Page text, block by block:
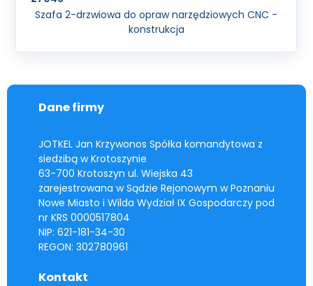
Szafa 2-drzwiowa do opraw narzędziowych CNC -
konstrukcja
Dane firmy
JOTKEL Jan Krzywonos Spółka komandytowa z
siedzibą w Krotoszynie
63-700 Krotoszyn ul. Wiejska 43
zarejestrowana w Sądzie Rejonowym w Poznaniu
Nowe Miasto i Wilda Wydział IX Gospodarczy pod
nr KRS 0000517804
NIP: 621-181-34-30
REGON: 302780961
Kontakt